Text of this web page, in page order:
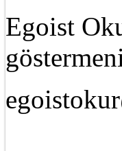
Egoist